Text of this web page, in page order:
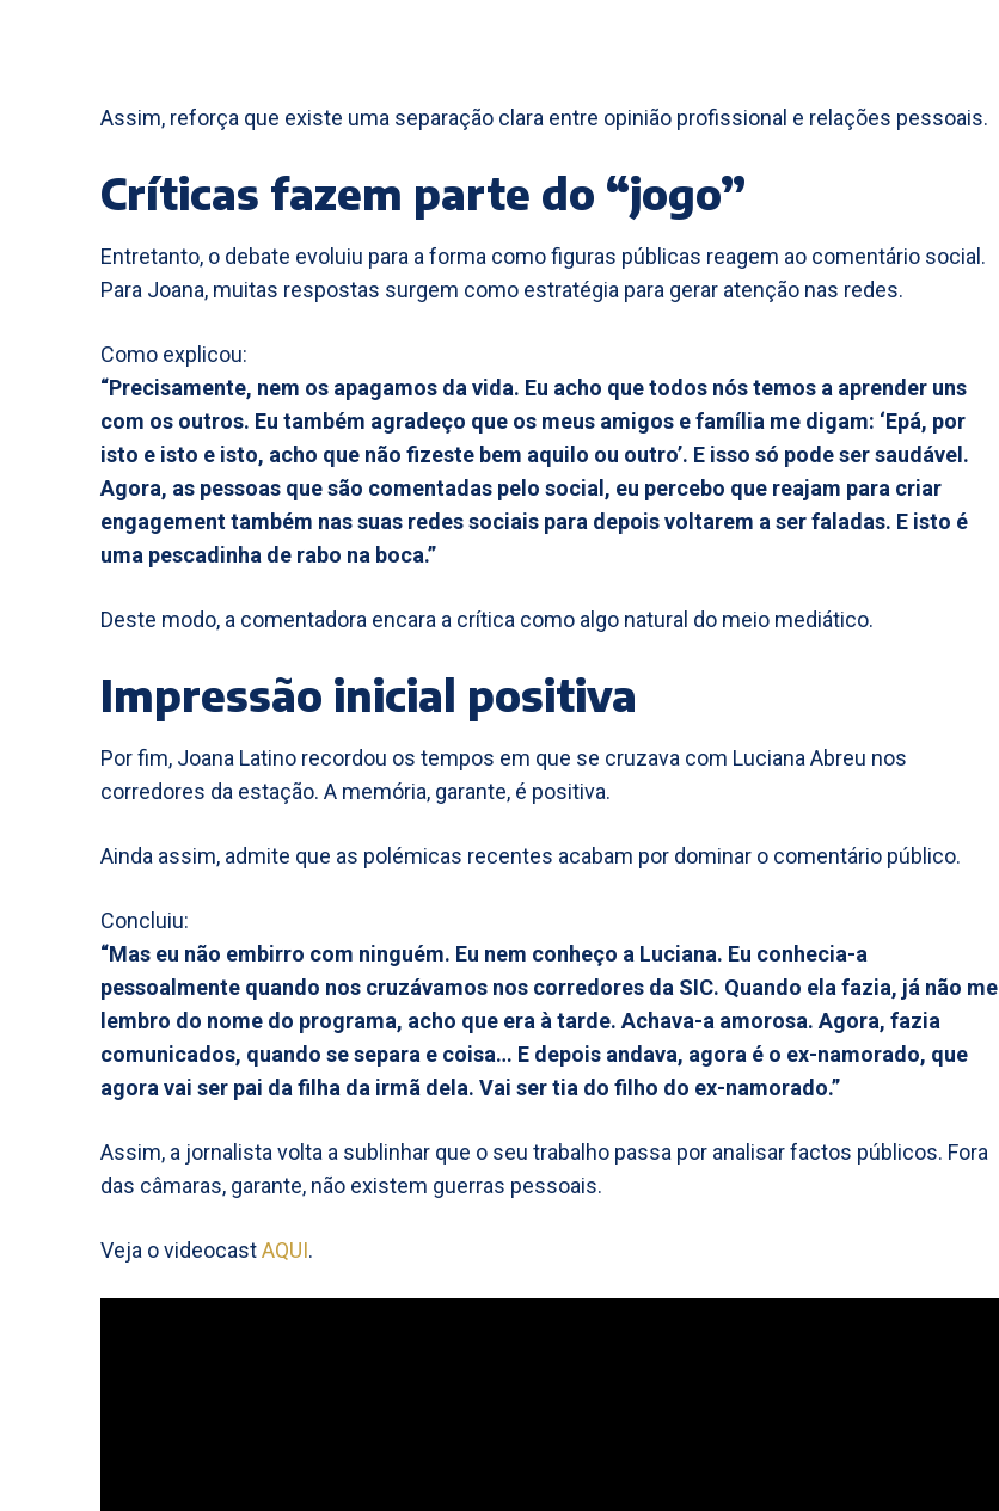
Assim, reforça que existe uma separação clara entre opinião profissional e relações pessoais.
Críticas fazem parte do “jogo”
Entretanto, o debate evoluiu para a forma como figuras públicas reagem ao comentário social.
Para Joana, muitas respostas surgem como estratégia para gerar atenção nas redes.
Como explicou:
“Precisamente, nem os apagamos da vida. Eu acho que todos nós temos a aprender uns
com os outros. Eu também agradeço que os meus amigos e família me digam: ‘Epá, por
isto e isto e isto, acho que não fizeste bem aquilo ou outro’. E isso só pode ser saudável.
Agora, as pessoas que são comentadas pelo social, eu percebo que reajam para criar
engagement também nas suas redes sociais para depois voltarem a ser faladas. E isto é
uma pescadinha de rabo na boca.”
Deste modo, a comentadora encara a crítica como algo natural do meio mediático.
Impressão inicial positiva
Por fim, Joana Latino recordou os tempos em que se cruzava com Luciana Abreu nos
corredores da estação. A memória, garante, é positiva.
Ainda assim, admite que as polémicas recentes acabam por dominar o comentário público.
Concluiu:
“Mas eu não embirro com ninguém. Eu nem conheço a Luciana. Eu conhecia-a
pessoalmente quando nos cruzávamos nos corredores da SIC. Quando ela fazia, já não me
lembro do nome do programa, acho que era à tarde. Achava-a amorosa. Agora, fazia
comunicados, quando se separa e coisa… E depois andava, agora é o ex-namorado, que
agora vai ser pai da filha da irmã dela. Vai ser tia do filho do ex-namorado.”
Assim, a jornalista volta a sublinhar que o seu trabalho passa por analisar factos públicos. Fora
das câmaras, garante, não existem guerras pessoais.
Veja o videocastAQUI.